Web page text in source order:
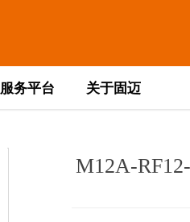
服务平台 关于固迈
M12A-